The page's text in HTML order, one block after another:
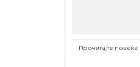
Прочитајте повеќе